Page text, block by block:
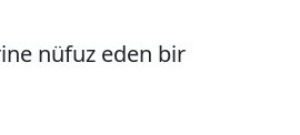
nüfuz eden bir